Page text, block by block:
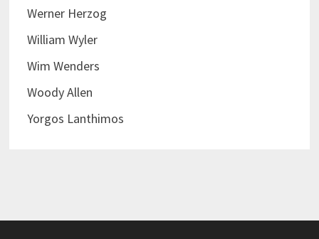
Werner Herzog
William Wyler
Wim Wenders
Woody Allen
Yorgos Lanthimos